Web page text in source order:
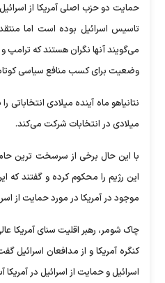
حمایت دو حزب اصلی آمریکا از
تاسیس اسرائیل بوده است اما
می‌گویند آنها نگران هستند که ترامپ و
وضعیت برای کسب منافع سیاسی
نتانیاهو ماه آینده میلادی انتخاباتی
میلادی در انتخابات شرکت می‌کند.
با این حال برخی از سرسخت ترین
این رژیم را محکوم کرده و گفتند
موجود در آمریکا در مورد حمایت از
چاک شومر، رهبر اقلیت سنای آمریکا
کنگره آمریکا و از مدافعان اسرائیل
اسرائیل و حمایت از اسرائیل در